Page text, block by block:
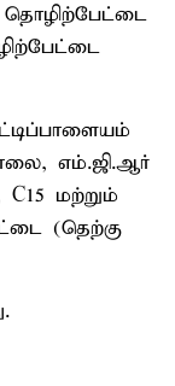
எம்.ஜி.ஆர்
மற்றும்
(தெற்கு